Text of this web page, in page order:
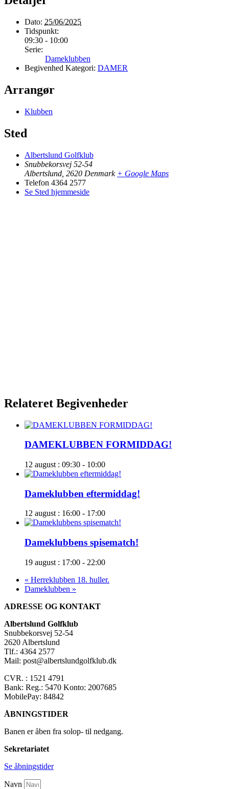
Dato: 25/06/2025
Tidspunkt:
09:30 - 10:00
Serie:
Dameklubben
Begivenhed Kategori: DAMER
Arrangør
Klubben
Sted
Albertslund Golfklub
Snubbekorsvej 52-54
Albertslund 2620 Denmark + Google Maps
Telefon 4364 2577
Se Sted hjemmeside
Relateret Begivenheder
DAMEKLUBBEN FORMIDDAG!
12 august : 09:30 - 10:00
Dameklubben eftermiddag!
12 august : 16:00 - 17:00
Dameklubbens spisematch!
19 august : 17:00 - 22:00
« Herreklubben 18. huller.
Dameklubben »
ADRESSE OG KONTAKT
Albertslund Golfklub
Snubbekorsvej 52-54
2620 Albertslund
Tlf.: 4364 2577
Mail: post@albertslundgolfklub.dk
CVR. : 1521 4791
Bank: Reg.: 5470 Konto: 2007685
MobilePay: 84842
ÅBNINGSTIDER
Banen er åben fra solop- til nedgang.
Sekretariatet
Se åbningstider
Navn